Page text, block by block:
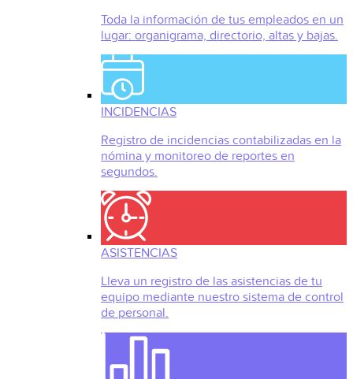
Toda la información de tus empleados en un
lugar: organigrama, directorio, altas y bajas.
INCIDENCIAS
Registro de incidencias contabilizadas en la
nómina y monitoreo de reportes en
segundos.
ASISTENCIAS
Lleva un registro de las asistencias de tu
equipo mediante nuestro sistema de control
de personal.